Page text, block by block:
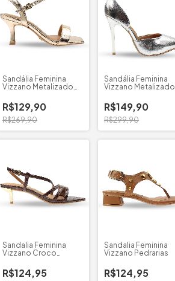
Sandália Feminina
Vizzano Metalizado
R$129,90
R$269,90
Sandália Feminina
Vizzano Metalizado
R$149,90
R$299,90
Sandalia Feminina
Vizzano Croco
R$124,95
Sandalia Feminina
Vizzano Pedrarias
R$124,95